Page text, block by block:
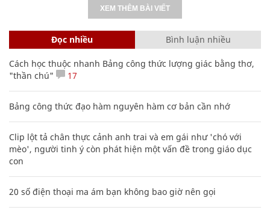
XEM THÊM BÀI VIẾT
Đọc nhiều Bình luận nhiều
Cách học thuộc nhanh Bảng công thức lượng giác bằng thơ,
"thần chú"
17
Bảng công thức đạo hàm nguyên hàm cơ bản cần nhớ
Clip lột tả chân thực cảnh anh trai và em gái như 'chó với
mèo', người tinh ý còn phát hiện một vấn đề trong giáo dục
con
20 số điện thoại ma ám bạn không bao giờ nên gọi